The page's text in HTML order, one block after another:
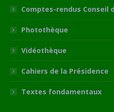
Comptes-rendus Conseil
Photothèque
Vidéothèque
Cahiers de la Présidence
Textes fondamentaux